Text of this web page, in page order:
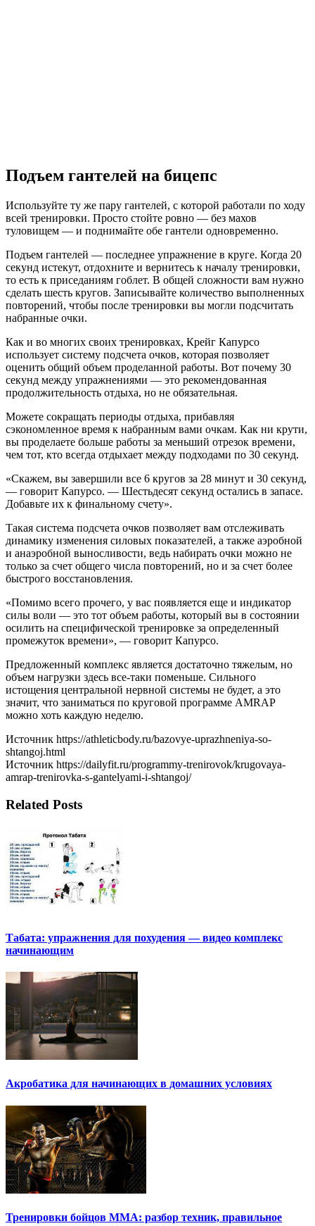
Подъем гантелей на бицепс
Используйте ту же пару гантелей, с которой работали по ходу
всей тренировки. Просто стойте ровно — без махов
туловищем — и поднимайте обе гантели одновременно.
Подъем гантелей — последнее упражнение в круге. Когда 20
секунд истекут, отдохните и вернитесь к началу тренировки,
то есть к приседаниям гоблет. В общей сложности вам нужно
сделать шесть кругов. Записывайте количество выполненных
повторений, чтобы после тренировки вы могли подсчитать
набранные очки.
Как и во многих своих тренировках, Крейг Капурсо
использует систему подсчета очков, которая позволяет
оценить общий объем проделанной работы. Вот почему 30
секунд между упражнениями — это рекомендованная
продолжительность отдыха, но не обязательная.
Можете сокращать периоды отдыха, прибавляя
сэкономленное время к набранным вами очкам. Как ни крути,
вы проделаете больше работы за меньший отрезок времени,
чем тот, кто всегда отдыхает между подходами по 30 секунд.
«Скажем, вы завершили все 6 кругов за 28 минут и 30 секунд,
— говорит Капурсо. — Шестьдесят секунд остались в запасе.
Добавьте их к финальному счету».
Такая система подсчета очков позволяет вам отслеживать
динамику изменения силовых показателей, а также аэробной
и анаэробной выносливости, ведь набирать очки можно не
только за счет общего числа повторений, но и за счет более
быстрого восстановления.
«Помимо всего прочего, у вас появляется еще и индикатор
силы воли — это тот объем работы, который вы в состоянии
осилить на специфической тренировке за определенный
промежуток времени», — говорит Капурсо.
Предложенный комплекс является достаточно тяжелым, но
объем нагрузки здесь все-таки поменьше. Сильного
истощения центральной нервной системы не будет, а это
значит, что заниматься по круговой программе AMRAP
можно хоть каждую неделю.
Источник https://athleticbody.ru/bazovye-uprazhneniya-so-
shtangoj.html
Источник https://dailyfit.ru/programmy-trenirovok/krugovaya-
amrap-trenirovka-s-gantelyami-i-shtangoj/
Related Posts
Табата: упражнения для похудения — видео комплекс
начинающим
Акробатика для начинающих в домашних условиях
Тренировки бойцов ММА: разбор техник, правильное